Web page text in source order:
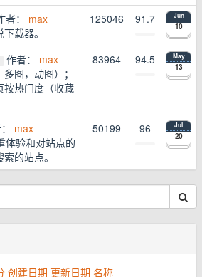
者： max
载器。
125046 91.7 Jun
10
作者： max
图，动图）；
按热门度（收藏
83964 94.5 May
13
max
体验和对站点的
的站点。
50199 96 Jul
20
创建日期 更新日期 名称